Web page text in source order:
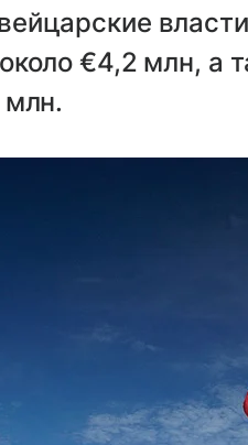
€4,2 млн, а